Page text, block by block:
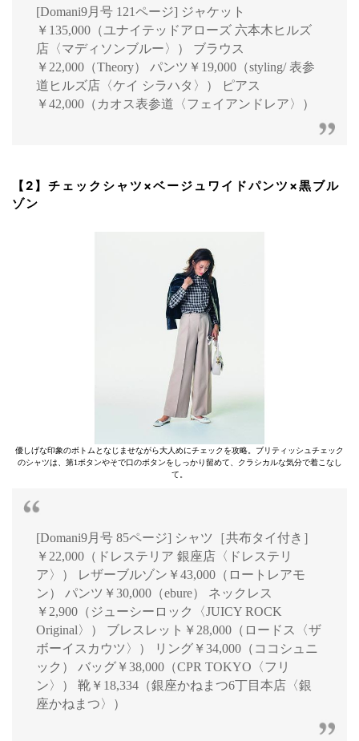
[Domani9月号 121ページ] ジャケット
￥135,000（ユナイテッドアローズ 六本木ヒルズ
店〈マディソンブルー〉） ブラウス
￥22,000（Theory） パンツ￥19,000（styling/ 表参
道ヒルズ店〈ケイ シラハタ〉） ピアス
￥42,000（カオス表参道〈フェイアンドレア〉）
【2】チェックシャツ×ベージュワイドパンツ×黒ブル
ゾン
優しげな印象のボトムとなじませながら大人めにチェックを攻略。ブリティッシュチェック
のシャツは、第1ボタンやそで口のボタンをしっかり留めて、クラシカルな気分で着こなし
て。
[Domani9月号 85ページ] シャツ［共布タイ付き］
￥22,000（ドレステリア 銀座店〈ドレステリ
ア〉） レザーブルゾン￥43,000（ロートレアモ
ン） パンツ￥30,000（ebure） ネックレス
￥2,900（ジューシーロック〈JUICY ROCK
Original〉） ブレスレット￥28,000（ロードス〈ザ
ボーイスカウツ〉） リング￥34,000（ココシュニ
ック） バッグ￥38,000（CPR TOKYO〈フリ
ン〉） 靴￥18,334（銀座かねまつ6丁目本店〈銀
座かねまつ〉）